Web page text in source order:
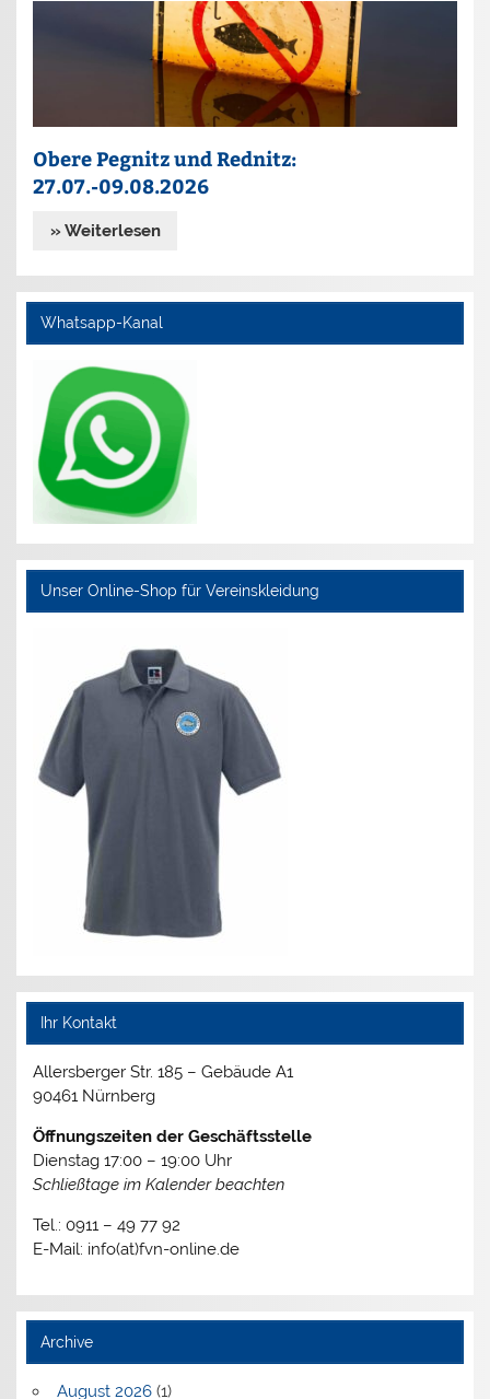
Obere Pegnitz und Rednitz:
27.07.-09.08.2026
» Weiterlesen
Whatsapp-Kanal
Unser Online-Shop für Vereinskleidung
Ihr Kontakt
Allersberger Str. 185 – Gebäude A1
90461 Nürnberg
Öffnungszeiten der Geschäftsstelle
Dienstag 17:00 – 19:00 Uhr
Schließtage im Kalender beachten
Tel.: 0911 – 49 77 92
E-Mail: info(at)fvn-online.de
Archive
August 2026(1)